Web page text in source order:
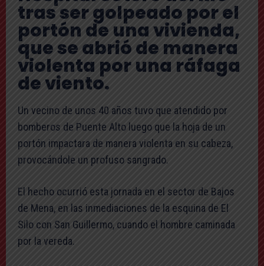
tras ser golpeado por el
portón de una vivienda,
que se abrió de manera
violenta por una ráfaga
de viento.
Un vecino de unos 40 años tuvo que atendido por
bomberos de Puente Alto luego que la hoja de un
portón impactara de manera violenta en su cabeza,
provocándole un profuso sangrado.
El hecho ocurrió esta jornada en el sector de Bajos
de Mena, en las inmediaciones de la esquina de El
Silo con San Guillermo, cuando el hombre caminada
por la vereda.